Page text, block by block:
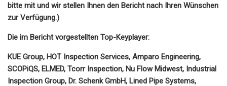
bitte mit und wir stellen Ihnen den Bericht nach Ihren Wünschen
zur Verfügung.)
Die im Bericht vorgestellten Top-Keyplayer:
KUE Group, HOT Inspection Services, Amparo Engineering,
SCOPiQS, ELMED, Tcorr Inspection, Nu Flow Midwest, Industrial
Inspection Group, Dr. Schenk GmbH, Lined Pipe Systems,